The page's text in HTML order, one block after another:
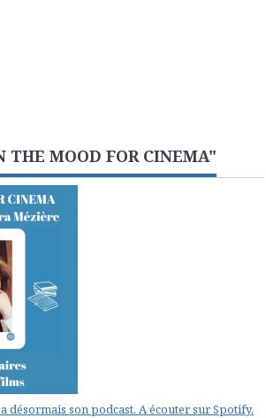
THE MOOD FOR CINEMA"
désormais son podcast. A écouter sur Spotify.